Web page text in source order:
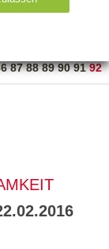
87 88 89 90 91 92
des